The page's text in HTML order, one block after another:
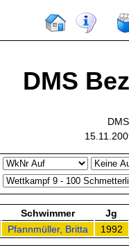
DMS
Schwimmer
Jg
Pfannmüller, Britta 1992